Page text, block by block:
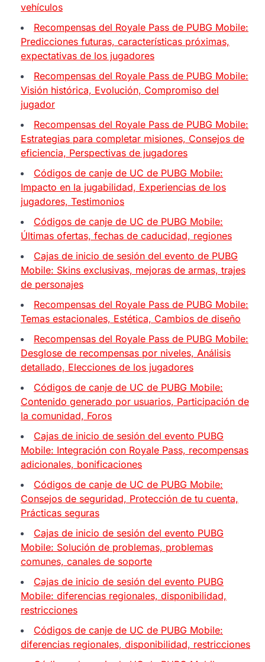
vehículos
Recompensas del Royale Pass de PUBG Mobile:
Predicciones futuras, características próximas,
expectativas de los jugadores
Recompensas del Royale Pass de PUBG Mobile:
Visión histórica, Evolución, Compromiso del
jugador
Recompensas del Royale Pass de PUBG Mobile:
Estrategias para completar misiones, Consejos de
eficiencia, Perspectivas de jugadores
Códigos de canje de UC de PUBG Mobile:
Impacto en la jugabilidad, Experiencias de los
jugadores, Testimonios
Códigos de canje de UC de PUBG Mobile:
Últimas ofertas, fechas de caducidad, regiones
Cajas de inicio de sesión del evento de PUBG
Mobile: Skins exclusivas, mejoras de armas, trajes
de personajes
Recompensas del Royale Pass de PUBG Mobile:
Temas estacionales, Estética, Cambios de diseño
Recompensas del Royale Pass de PUBG Mobile:
Desglose de recompensas por niveles, Análisis
detallado, Elecciones de los jugadores
Códigos de canje de UC de PUBG Mobile:
Contenido generado por usuarios, Participación de
la comunidad, Foros
Cajas de inicio de sesión del evento PUBG
Mobile: Integración con Royale Pass, recompensas
adicionales, bonificaciones
Códigos de canje de UC de PUBG Mobile:
Consejos de seguridad, Protección de tu cuenta,
Prácticas seguras
Cajas de inicio de sesión del evento PUBG
Mobile: Solución de problemas, problemas
comunes, canales de soporte
Cajas de inicio de sesión del evento PUBG
Mobile: diferencias regionales, disponibilidad,
restricciones
Códigos de canje de UC de PUBG Mobile:
diferencias regionales, disponibilidad, restricciones